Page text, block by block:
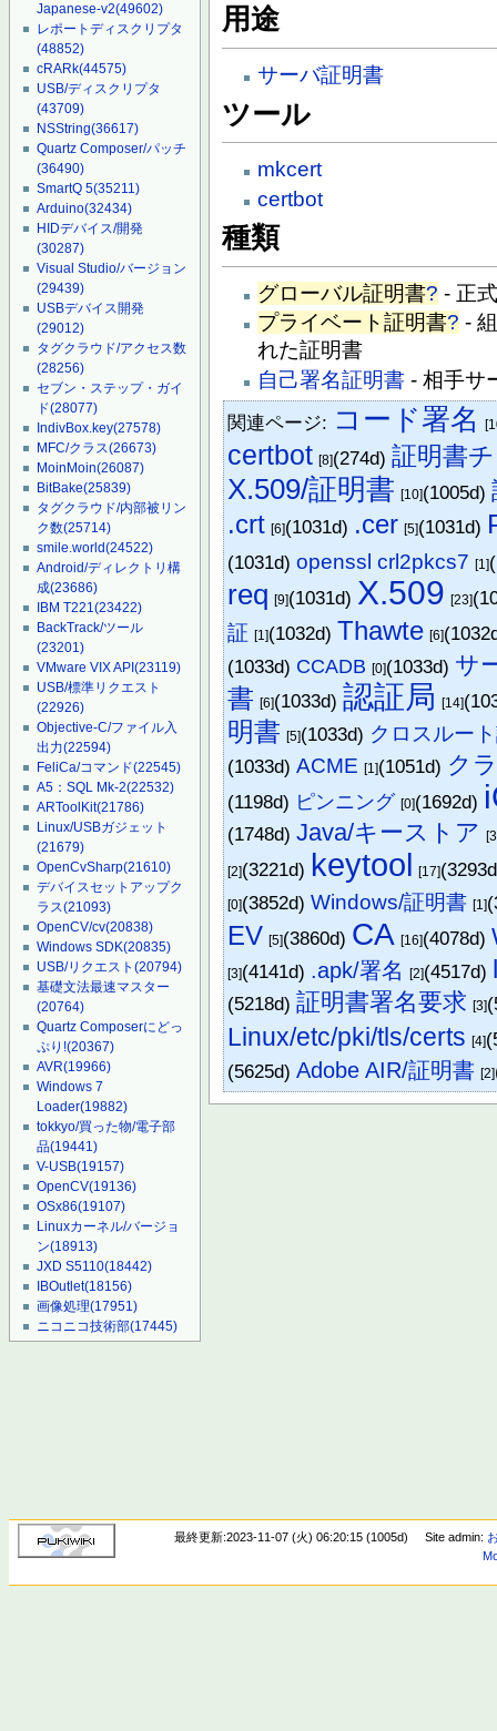
Japanese-v2(49602)
レポートディスクリプタ
(48852)
cRARk(44575)
USB/ディスクリプタ
(43709)
NSString(36617)
Quartz Composer/パッチ
(36490)
SmartQ 5(35211)
Arduino(32434)
HIDデバイス/開発
(30287)
Visual Studio/バージョン
(29439)
USBデバイス開発
(29012)
タグクラウド/アクセス数
(28256)
セブン・ステップ・ガイ
ド(28077)
IndivBox.key(27578)
MFC/クラス(26673)
MoinMoin(26087)
BitBake(25839)
タグクラウド/内部被リン
ク数(25714)
smile.world(24522)
Android/ディレクトリ構
成(23686)
IBM T221(23422)
BackTrack/ツール
(23201)
VMware VIX API(23119)
USB/標準リクエスト
(22926)
Objective-C/ファイル入
出力(22594)
FeliCa/コマンド(22545)
A5：SQL Mk-2(22532)
ARToolKit(21786)
Linux/USBガジェット
(21679)
OpenCvSharp(21610)
デバイスセットアップク
ラス(21093)
OpenCV/cv(20838)
Windows SDK(20835)
USB/リクエスト(20794)
基礎文法最速マスター
(20764)
Quartz Composerにどっ
ぷり!(20367)
AVR(19966)
Windows 7
Loader(19882)
tokkyo/買った物/電子部
品(19441)
V-USB(19157)
OpenCV(19136)
OSx86(19107)
Linuxカーネル/バージョ
ン(18913)
JXD S5110(18442)
IBOutlet(18156)
画像処理(17951)
ニコニコ技術部(17445)
用途
サーバ証明書
ツール
mkcert
certbot
種類
グローバル証明書? - 正
プライベート証明書? -
れた証明書
自己署名証明書 - 相手サ
関連ページ: コード署名
certbot [8](274d)証明書
X.509/証明書 [10](1005d)
.crt [6](1031d) .cer [5](1031d)
(1031d)openssl crl2pkcs7 [1]
req [9](1031d) X.509 [23]
証 [1](1032d) Thawte [6]
(1033d) CCADB [0](1033d) サ
書 [6](1033d)認証局 [14]
明書 [5](1033d) クロスルー
(1033d)ACME [1](1051d) ク
(1198d) ピンニング [0](1692d)
(1748d)Java/キーストア
[2](3221d) keytool [17]
[0](3852d)Windows/証明書 [1]
EV [5](3860d) CA [16](4078d)
[3](4141d) .apk/署名 [2](4517d)
(5218d)証明書署名要求 [3]
Linux/etc/pki/tls/certs [4]
(5625d)Adobe AIR/証明書 [2]
最終更新:2023-11-07 (火) 06:20:15 (1005d) Site admin: